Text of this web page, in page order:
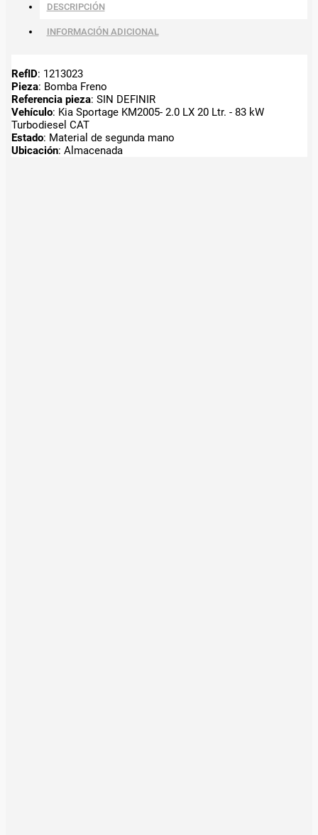
DESCRIPCIÓN
INFORMACIÓN ADICIONAL
RefID: 1213023
Pieza: Bomba Freno
Referencia pieza: SIN DEFINIR
Vehículo: Kia Sportage KM2005- 2.0 LX 20 Ltr. - 83 kW
Turbodiesel CAT
Estado: Material de segunda mano
Ubicación: Almacenada